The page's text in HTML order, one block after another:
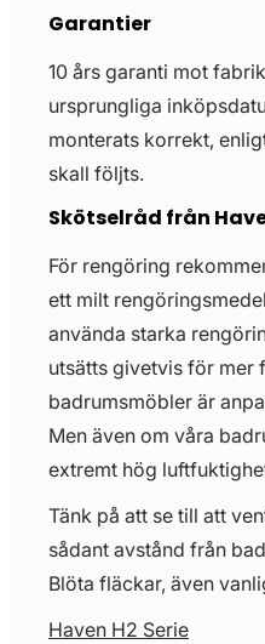
Garantier
10 års garanti mot
ursprungliga
monterats korrekt,
skall följts.
Skötselråd från
För rengöring
ett milt
använda starka
utsätts givetvis för mer
badrumsmöbler är
Men även om våra
extremt hög
Tänk på att se till att
sådant avstånd från
Blöta fläckar, även
Haven H2 Serie